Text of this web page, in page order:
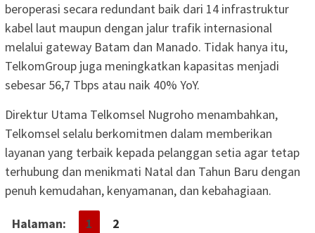
beroperasi secara redundant baik dari 14 infrastruktur
kabel laut maupun dengan jalur trafik internasional
melalui gateway Batam dan Manado. Tidak hanya itu,
TelkomGroup juga meningkatkan kapasitas menjadi
sebesar 56,7 Tbps atau naik 40% YoY.
Direktur Utama Telkomsel Nugroho menambahkan,
Telkomsel selalu berkomitmen dalam memberikan
layanan yang terbaik kepada pelanggan setia agar tetap
terhubung dan menikmati Natal dan Tahun Baru dengan
penuh kemudahan, kenyamanan, dan kebahagiaan.
Halaman: 1 2